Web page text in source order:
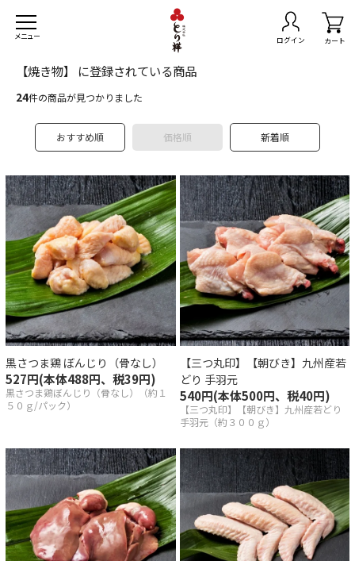
メニュー ログイン カート
セット
セット
マスチキン
県産黒さつま鶏
若どり
調味料
最上鴨
覧
【焼き物】 に登録されている商品
24件の商品が見つかりました
おすすめ順 価格順 新着順
黒さつま鶏 ぼんじり（骨なし）
527円(本体488円、税39円)
黒さつま鶏ぼんじり（骨なし）（約１
５０ｇ/パック）
【三つ丸印】【朝びき】九州産若
どり 手羽元
540円(本体500円、税40円)
【三つ丸印】【朝びき】九州産若どり
手羽元（約３００ｇ）